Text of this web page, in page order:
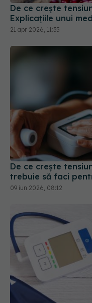
De ce crește
trebuie să faci
09 iun 2026, 08:12
Legătura dintre
arterială
18 apr 2026, 14:15